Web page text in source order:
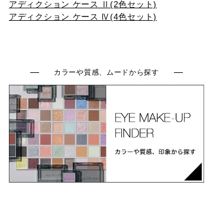
009SP 010SP 011SP 012SP
004N 006N 007N
008N 001C 002C
アディクション ケース Ⅱ(2色セット)
アディクション ケース Ⅳ(4色セット)
カラーや質感、ムードから探す